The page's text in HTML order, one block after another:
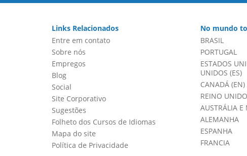
Links Relacionados
Entre em contato
Sobre nós
Empregos
Blog
Social
Site Corporativo
Sugestões
Folheto dos Cursos de Idiomas
Mapa do site
Política de Privacidade
No mundo
BRASIL
PORTUGAL
ESTADOS
UNIDOS (ES)
CANADÁ (EN)
REINO
AUSTRÁLIA E
ALEMANHA
ESPANHA
FRANCIA